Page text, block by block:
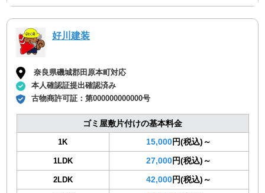
好川建装
奈良県磯城郡田原本町対応
本人確認証提出確認済み
古物商許可証：第000000000000号
ゴミ屋敷片付けの基本料金
1K 15,000円(税込)～
1LDK 27,000円(税込)～
2LDK 42,000円(税込)～